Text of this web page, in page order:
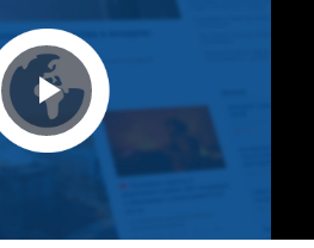
Play Video